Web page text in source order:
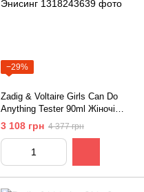
−29%
Zadig & Voltaire Girls Can Do
Anything Tester 90ml Жіночі
Парфуми Задиг і Вольтер Герл
Кен ду Энисинг
3 108 грн 4 377 грн